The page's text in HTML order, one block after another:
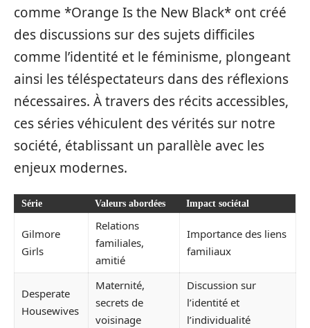
comme *Orange Is the New Black* ont créé
des discussions sur des sujets difficiles
comme l’identité et le féminisme, plongeant
ainsi les téléspectateurs dans des réflexions
nécessaires. À travers des récits accessibles,
ces séries véhiculent des vérités sur notre
société, établissant un parallèle avec les
enjeux modernes.
Série Valeurs abordées Impact sociétal
Gilmore
Girls
Relations
familiales,
amitié
Importance des liens
familiaux
Desperate
Housewives
Maternité,
secrets de
voisinage
Discussion sur
l’identité et
l’individualité